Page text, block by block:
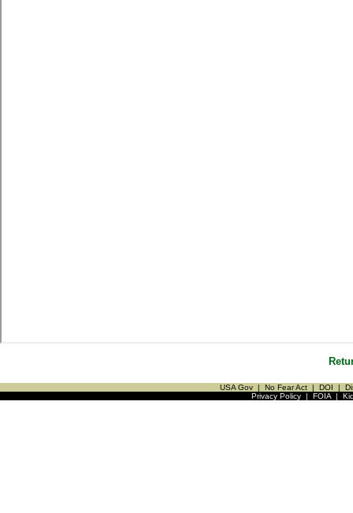
USA Gov | No Fear Act | DOI |
Privacy Policy| FOIA|